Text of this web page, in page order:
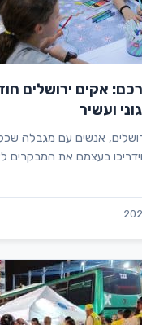
אקים ירושלים
ועשיר
אנשים עם מגבלה
וידריכו בעצמם את המבקרים